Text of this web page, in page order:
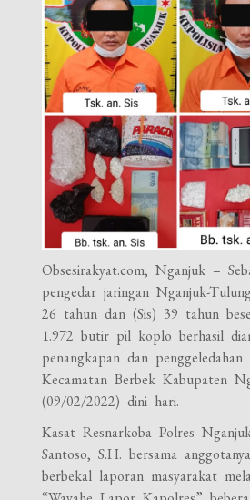
Obsesirakyat.com, Nganjuk –
pengedar jaringan Nganjuk-
26 tahun dan (Sis) 39 tahun
1.972 butir pil koplo berhasil
penangkapan dan
Kecamatan Berbek Kabupaten
(09/02/2022) dini hari.
Kasat Resnarkoba Polres
Santoso, S.H. bersama
berbekal laporan masyarakat